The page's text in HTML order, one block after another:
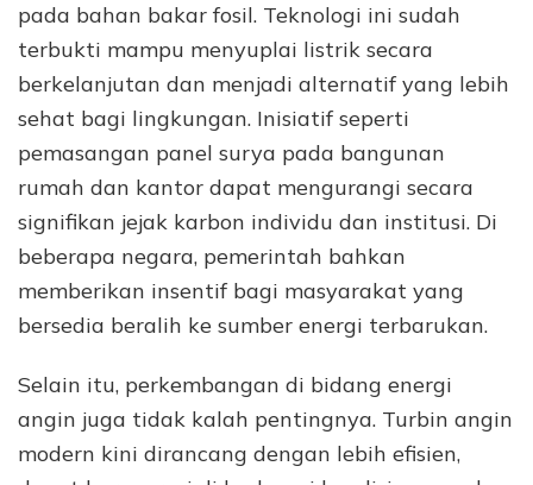
pada bahan bakar fosil. Teknologi ini sudah
terbukti mampu menyuplai listrik secara
berkelanjutan dan menjadi alternatif yang lebih
sehat bagi lingkungan. Inisiatif seperti
pemasangan panel surya pada bangunan
rumah dan kantor dapat mengurangi secara
signifikan jejak karbon individu dan institusi. Di
beberapa negara, pemerintah bahkan
memberikan insentif bagi masyarakat yang
bersedia beralih ke sumber energi terbarukan.
Selain itu, perkembangan di bidang energi
angin juga tidak kalah pentingnya. Turbin angin
modern kini dirancang dengan lebih efisien,